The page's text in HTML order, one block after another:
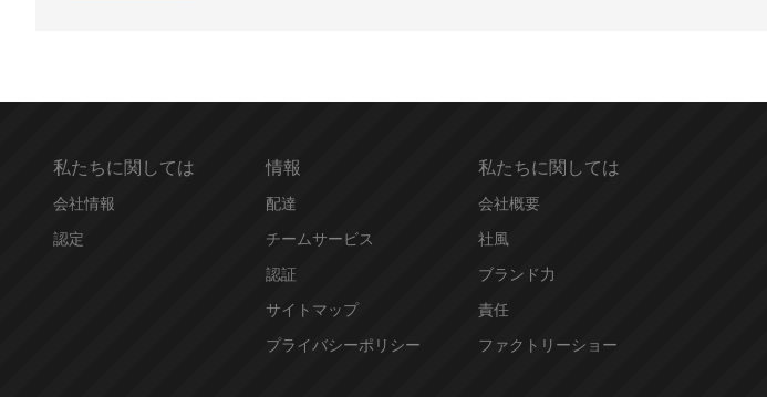
私たちに関しては
会社情報
認定
情報
配達
チームサービス
認証
サイトマップ
プライバシーポリシー
私たちに関しては
会社概要
社風
ブランド力
責任
ファクトリーショー